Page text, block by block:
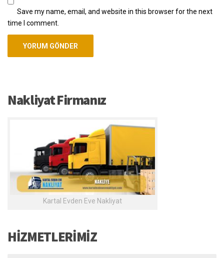
Save my name, email, and website in this browser for the next
time I comment.
Nakliyat Firmanız
Kartal Evden Eve Nakliyat
HİZMETLERİMİZ